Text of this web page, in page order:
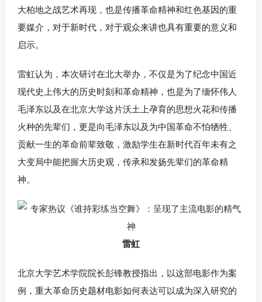
大柏地之战艺术再现，也是传播革命精神和红色基因的重
要媒介，对于新时代，对于观众来讲也具有重要的意义和
启示。
雷虹认为，本次研讨在北大举办，不仅是为了纪念中国近
现代史上伟大的历史时刻和革命精神，也是为了缅怀伟人
毛泽东以及在北京大学这片沃土上孕育的思想火花和传播
火种的先辈们，更是向毛泽东以及为中国革命不怕牺牲、
贡献一生的革命前辈致敬，激励学生在新时代百年未有之
大变局中能把握大历史观，传承和发扬先辈们的革命精
神。
雷虹
北京大学艺术学院院长彭锋教授指出，以这部电影作为案
例，重大革命历史题材电影如何表达可以成为深入研究的